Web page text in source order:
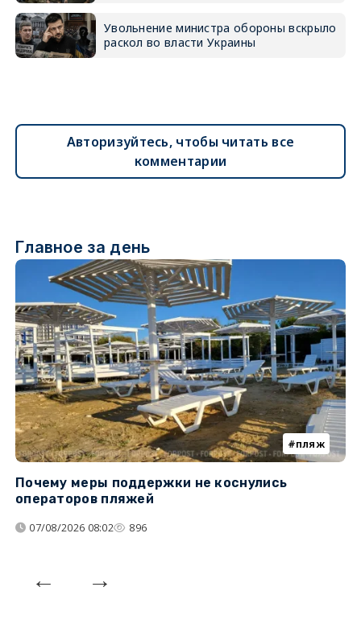
Увольнение министра обороны вскрыло
раскол во власти Украины
Авторизуйтесь, чтобы читать все
комментарии
Главное за день
пляж
Почему меры поддержки не коснулись
операторов пляжей
07/08/2026 08:02 896